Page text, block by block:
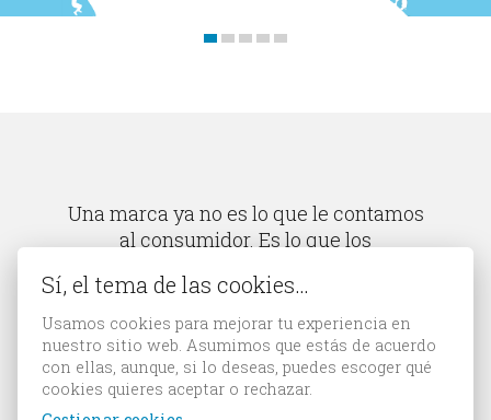
Una marca ya no es lo que le contamos
al consumidor. Es lo que los
qué es.
Scott David Cook
Sí, el tema de las cookies…
Usamos cookies para mejorar tu experiencia en
nuestro sitio web. Asumimos que estás de acuerdo
con ellas, aunque, si lo deseas, puedes escoger qué
cookies quieres aceptar o rechazar.